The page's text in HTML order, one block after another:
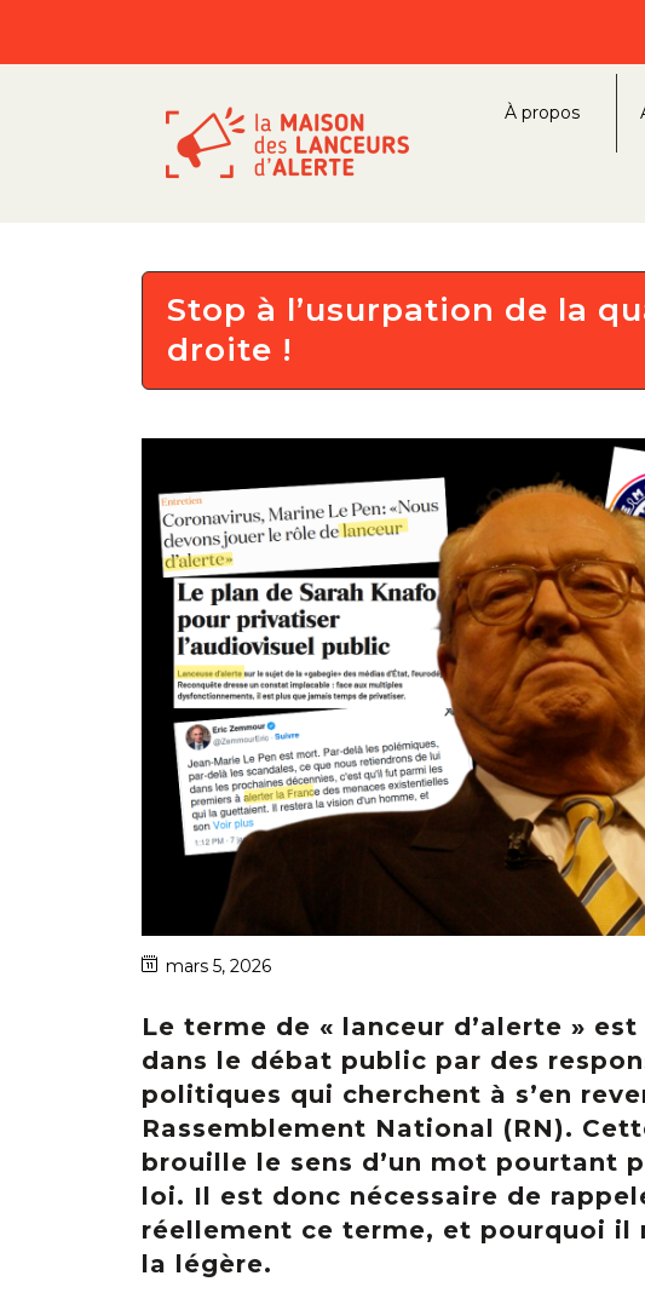
À propos
Stop à l’usurpation de la
droite !
mars 5, 2026
Le terme de « lanceur d’alerte »
dans le débat public par des
politiques qui cherchent à s’en
Rassemblement National (RN).
brouille le sens d’un mot pourtant
loi. Il est donc nécessaire de
réellement ce terme, et pourquoi il
la légère.